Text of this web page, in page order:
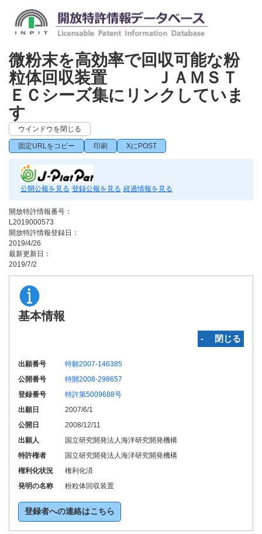
微粉末を高効率で回収可能な粉
粒体回収装置 ＪＡＭＳＴ
ＥＣシーズ集にリンクしていま
す
ウインドウを閉じる
固定URLをコピー 印刷 XにPOST
公開公報を見る 登録公報を見る 経過情報を見る
開放特許情報番号：
L2019000573
開放特許情報登録日：
2019/4/26
最新更新日：
2019/7/2
基本情報
‐ 閉じる
出願番号
特願2007-146385
公開番号
特開2008-298657
登録番号
特許第5009688号
出願日
2007/6/1
公開日
2008/12/11
出願人
国立研究開発法人海洋研究開発機構
特許権者
国立研究開発法人海洋研究開発機構
権利化状況
権利化済
発明の名称
粉粒体回収装置
登録者への連絡はこちら